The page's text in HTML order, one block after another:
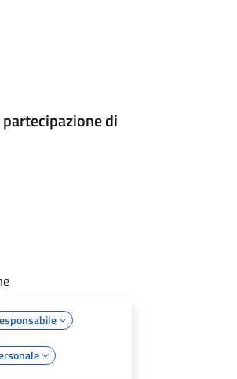
di